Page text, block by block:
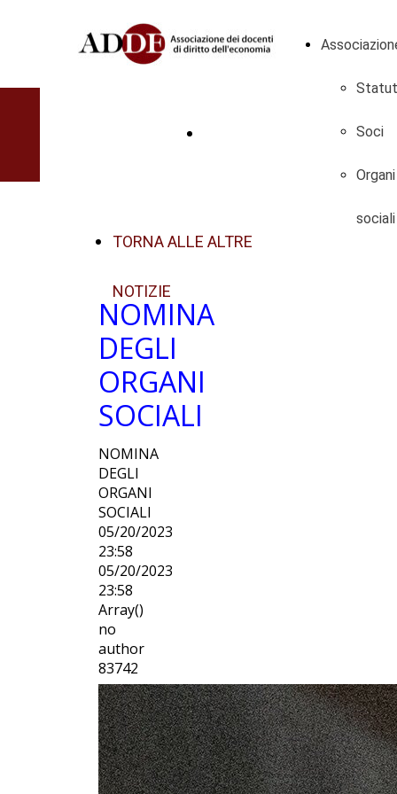
Soci
Organi
sociali
TORNA ALLE ALTRE
NOTIZIE
NOMINA
DEGLI
ORGANI
SOCIALI
NOMINA
DEGLI
ORGANI
SOCIALI
05/20/2023
23:58
05/20/2023
23:58
Array()
no
author
83742